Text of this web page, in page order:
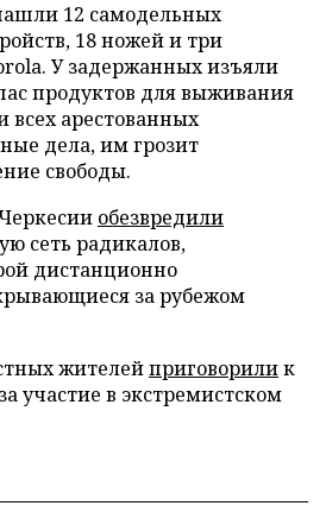
12 самодельных
18 ножей и три
У задержанных изъяли
продуктов для выживания
всех арестованных
дела, им грозит
свободы.
обезвредили
сеть радикалов,
дистанционно
за рубежом
жителейприговорилик
участие в экстремистском